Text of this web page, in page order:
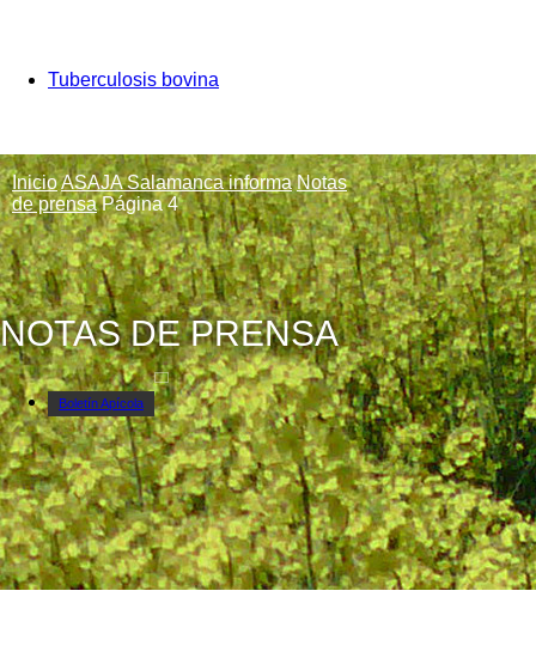
Tuberculosis bovina
InicioASAJA Salamanca informa Notas
de prensa Página 4
NOTAS DE PRENSA
Boletín Apícola